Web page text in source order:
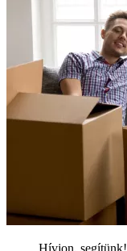
Hívjon, segítünk!